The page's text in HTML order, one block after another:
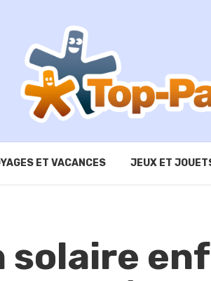
ET VACANCES JEUX ET
solaire